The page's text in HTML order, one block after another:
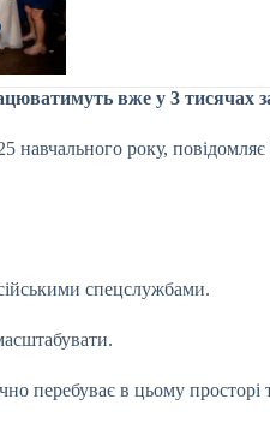
вже у 3 тисячах
навчального року,
спецслужбами.
в цьому просторі